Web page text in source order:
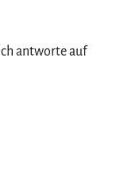
antworte auf